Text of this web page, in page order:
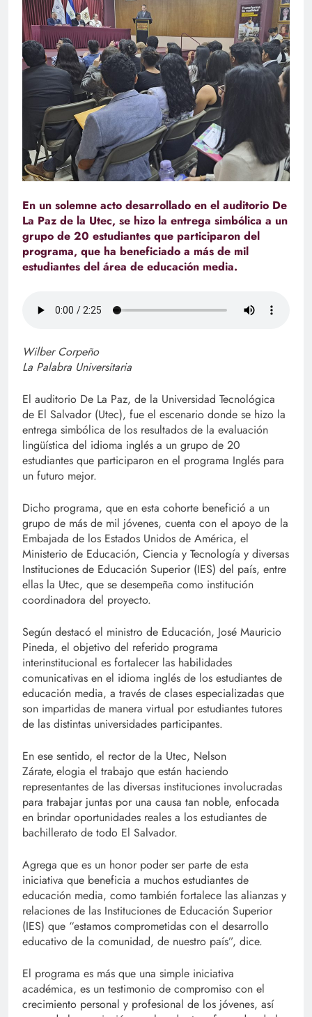
En un solemne acto desarrollado en el auditorio De
La Paz de la Utec, se hizo la entrega simbólica a un
grupo de 20 estudiantes que participaron del
programa, que ha beneficiado a más de mil
estudiantes del área de educación media.
Wilber Corpeño
La Palabra Universitaria
El auditorio De La Paz, de la Universidad Tecnológica
de El Salvador (Utec), fue el escenario donde se hizo la
entrega simbólica de los resultados de la evaluación
lingüística del idioma inglés a un grupo de 20
estudiantes que participaron en el programa Inglés para
un futuro mejor.
Dicho programa, que en esta cohorte benefició a un
grupo de más de mil jóvenes, cuenta con el apoyo de la
Embajada de los Estados Unidos de América, el
Ministerio de Educación, Ciencia y Tecnología y diversas
Instituciones de Educación Superior (IES) del país, entre
ellas la Utec, que se desempeña como institución
coordinadora del proyecto.
Según destacó el ministro de Educación, José Mauricio
Pineda, el objetivo del referido programa
interinstitucional es fortalecer las habilidades
comunicativas en el idioma inglés de los estudiantes de
educación media, a través de clases especializadas que
son impartidas de manera virtual por estudiantes tutores
de las distintas universidades participantes.
En ese sentido, el rector de la Utec, Nelson
Zárate, elogia el trabajo que están haciendo
representantes de las diversas instituciones involucradas
para trabajar juntas por una causa tan noble, enfocada
en brindar oportunidades reales a los estudiantes de
bachillerato de todo El Salvador.
Agrega que es un honor poder ser parte de esta
iniciativa que beneficia a muchos estudiantes de
educación media, como también fortalece las alianzas y
relaciones de las Instituciones de Educación Superior
(IES) que “estamos comprometidas con el desarrollo
educativo de la comunidad, de nuestro país”, dice.
El programa es más que una simple iniciativa
académica, es un testimonio de compromiso con el
crecimiento personal y profesional de los jóvenes, así